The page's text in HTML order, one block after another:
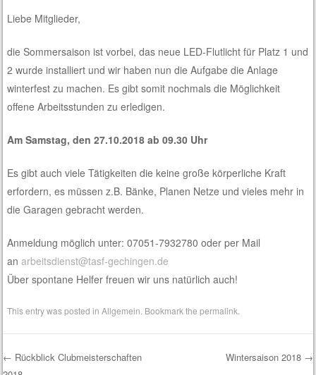
Liebe Mitglieder,
die Sommersaison ist vorbei, das neue LED-Flutlicht für Platz 1 und
2 wurde installiert und wir haben nun die Aufgabe die Anlage
winterfest zu machen. Es gibt somit nochmals die Möglichkeit
offene Arbeitsstunden zu erledigen.
Am Samstag, den 27.10.2018 ab 09.30 Uhr
Es gibt auch viele Tätigkeiten die keine große körperliche Kraft
erfordern, es müssen z.B. Bänke, Planen Netze und vieles mehr in
die Garagen gebracht werden.
Anmeldung möglich unter: 07051-7932780 oder per Mail
anarbeitsdienst@tasf-gechingen.de
Über spontane Helfer freuen wir uns natürlich auch!
This entry was posted inAllgemein . Bookmark thepermalink
← Rückblick Clubmeisterschaften
Wintersaison 2018 →